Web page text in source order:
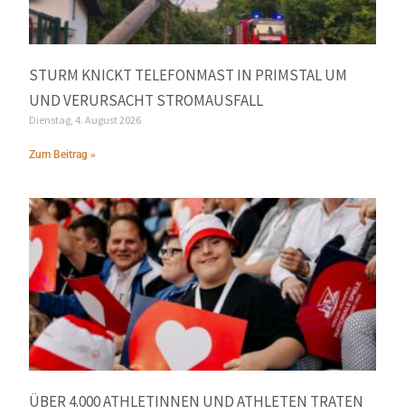
STURM KNICKT TELEFONMAST IN PRIMSTAL UM
UND VERURSACHT STROMAUSFALL
Dienstag, 4. August 2026
Zum Beitrag »
ÜBER 4.000 ATHLETINNEN UND ATHLETEN TRATEN